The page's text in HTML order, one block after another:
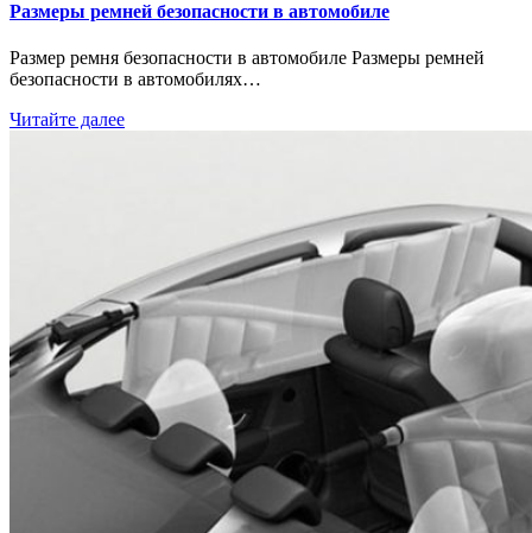
Размеры ремней безопасности в автомобиле
Размер ремня безопасности в автомобиле Размеры ремней
безопасности в автомобилях…
Читайте далее